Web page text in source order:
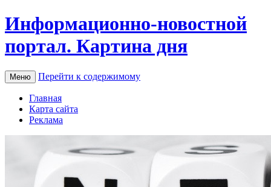
Информационно-новостной
портал. Картина дня
Меню Перейти к содержимому
Главная
Карта сайта
Реклама